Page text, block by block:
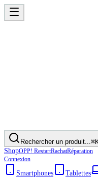
Rechercher un produit...
ShopOPP! RestartRachatRéparation
Connexion
Smartphones Tablettes